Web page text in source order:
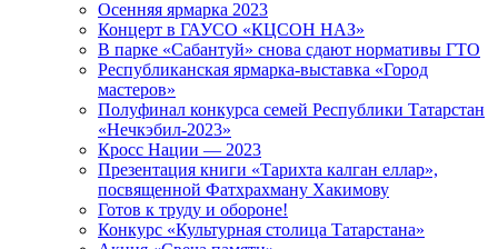
Осенняя ярмарка 2023
Концерт в ГАУСО «КЦСОН НАЗ»
В парке «Сабантуй» снова сдают нормативы ГТО
Республиканская ярмарка-выставка «Город
мастеров»
Полуфинал конкурса семей Республики Татарстан
«Нечкэбил-2023»
Кросс Нации — 2023
Презентация книги «Тарихта калган еллар»,
посвященной Фатхрахману Хакимову
Готов к труду и обороне!
Конкурс «Культурная столица Татарстана»